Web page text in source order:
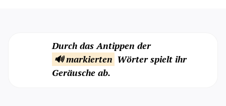
Durch das Antippen der
🔊 markierten Wörter spielt ihr
Geräusche ab.